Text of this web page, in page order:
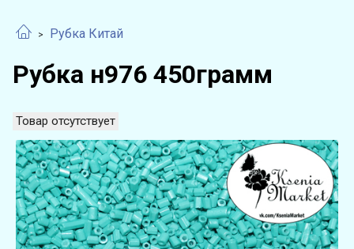
Рубка Китай
Рубка н976 450грамм
Товар отсутствует